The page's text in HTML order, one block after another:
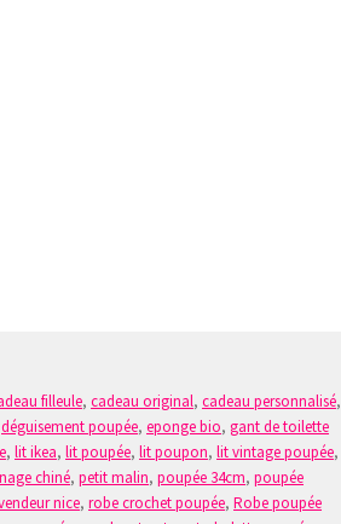
filleule,cadeau original,cadeau personnalisé,
déguisement poupée,eponge bio,gant de toilette
,lit ikea,lit poupée,lit poupon,lit vintage poupée,
chiné,petit malin,poupée 34cm,poupée
nice,robe crochet poupée,Robe poupée